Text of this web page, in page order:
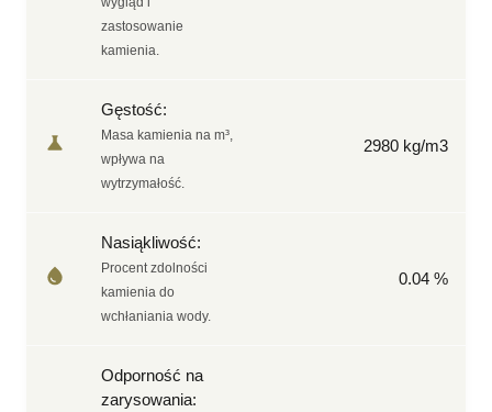
zastosowanie
kamienia.
Gęstość:
Masa kamienia na m³,
wpływa na
wytrzymałość.
2980 kg/m3
Nasiąkliwość:
Procent zdolności
kamienia do
wchłaniania wody.
0.04 %
Odporność na
zarysowania: